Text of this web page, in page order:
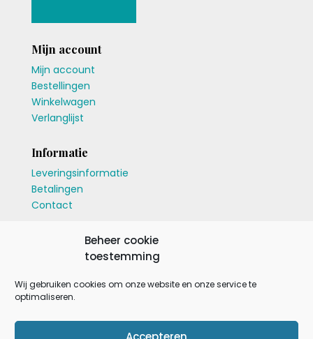
Beheer cookie
toestemming
Wij gebruiken cookies om onze website en onze service te
optimaliseren.
Mijn account
Mijn account
Bestellingen
Winkelwagen
Verlanglijst
Informatie
Leveringsinformatie
Betalingen
Contact
Neem contact op
info@gewoonboon.nl
Follow